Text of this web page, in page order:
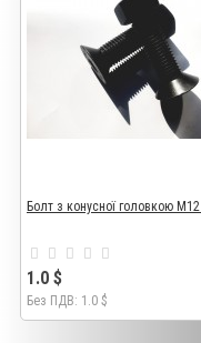
Болт з конусної головкою М12
1.0 $
Без ПДВ: 1.0 $